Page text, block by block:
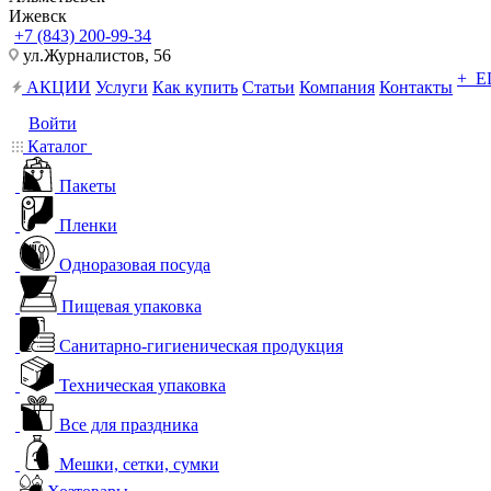
Ижевск
+7 (843) 200-99-34
ул.Журналистов, 56
АКЦИИ Услуги Как купить Статьи Компания Контакты +
Войти
Каталог
Пакеты
Пленки
Одноразовая посуда
Пищевая упаковка
Санитарно-гигиеническая продукция
Техническая упаковка
Все для праздника
Мешки, сетки, сумки